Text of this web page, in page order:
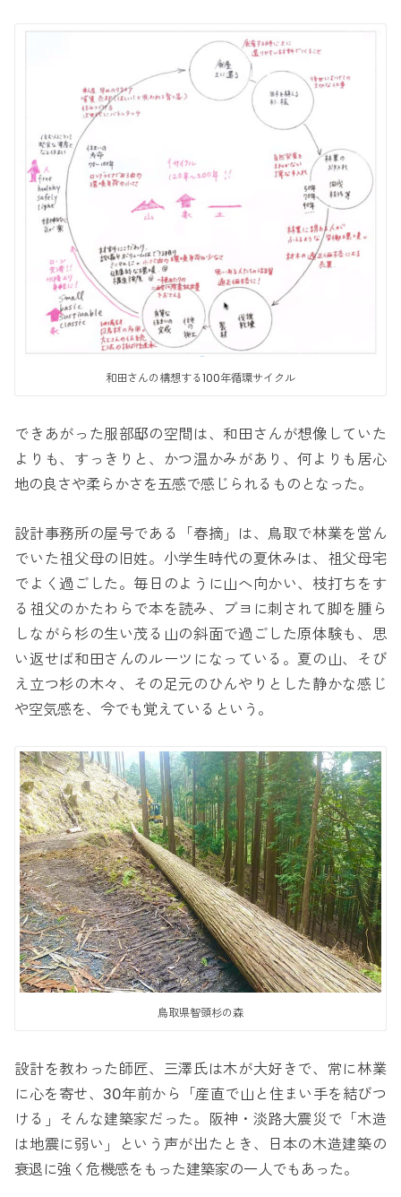
和田さんの構想する100年循環サイクル
できあがった服部邸の空間は、和田さんが想像していた
よりも、すっきりと、かつ温かみがあり、何よりも居心
地の良さや柔らかさを五感で感じられるものとなった。
設計事務所の屋号である「春摘」は、鳥取で林業を営ん
でいた祖父母の旧姓。小学生時代の夏休みは、祖父母宅
でよく過ごした。毎日のように山へ向かい、枝打ちをす
る祖父のかたわらで本を読み、ブヨに刺されて脚を腫ら
しながら杉の生い茂る山の斜面で過ごした原体験も、思
い返せば和田さんのルーツになっている。夏の山、そび
え立つ杉の木々、その足元のひんやりとした静かな感じ
や空気感を、今でも覚えているという。
鳥取県智頭杉の森
設計を教わった師匠、三澤氏は木が大好きで、常に林業
に心を寄せ、30年前から「産直で山と住まい手を結びつ
ける」そんな建築家だった。阪神・淡路大震災で「木造
は地震に弱い」という声が出たとき、日本の木造建築の
衰退に強く危機感をもった建築家の一人でもあった。